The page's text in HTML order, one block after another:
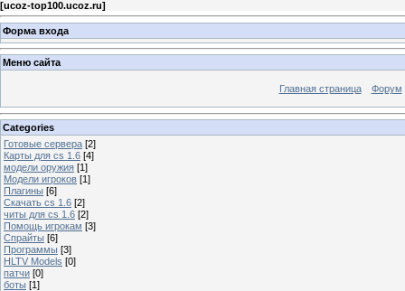
[ucoz-top100.ucoz.ru]
Форма входа
Меню сайта
Главная страница Форум
Categories
Готовые сервера [2]
Карты для cs 1.6 [4]
модели оружия [1]
Модели игроков [1]
Плагины [6]
Скачать cs 1.6 [2]
читы для cs 1.6 [2]
Помощь игрокам [3]
Спрайты [6]
Программы [3]
HLTV Models [0]
патчи [0]
боты [1]